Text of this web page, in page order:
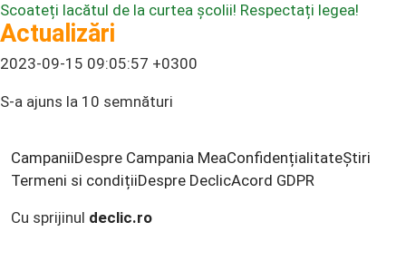
Scoateți lacătul de la curtea școlii! Respectați legea!
Actualizări
2023-09-15 09:05:57 +0300
S-a ajuns la 10 semnături
CampaniiDespre Campania MeaConfidențialitateȘtiri
Termeni si condițiiDespre DeclicAcord GDPR
Cu sprijinul declic.ro